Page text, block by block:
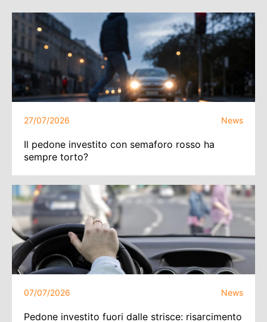
27/07/2026 News
Il pedone investito con semaforo rosso ha
sempre torto?
07/07/2026 News
Pedone investito fuori dalle strisce: risarcimento